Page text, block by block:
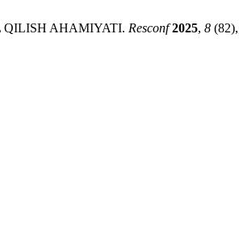
AHAMIYATI. Resconf 2025, 8